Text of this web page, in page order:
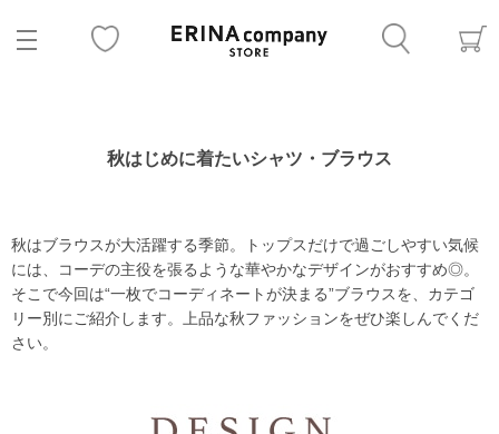
秋はじめに着たいシャツ・ブラウス
秋はブラウスが大活躍する季節。トップスだけで過ごしやすい気候
には、コーデの主役を張るような華やかなデザインがおすすめ◎。
そこで今回は“一枚でコーディネートが決まる”ブラウスを、カテゴ
リー別にご紹介します。上品な秋ファッションをぜひ楽しんでくだ
さい。